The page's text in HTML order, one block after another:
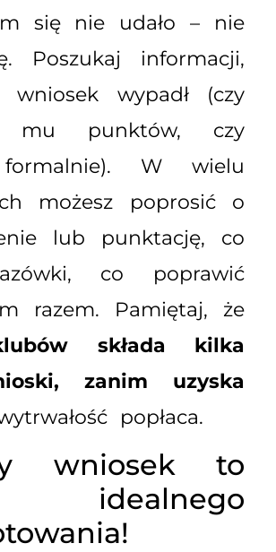
się nie udało – nie
Poszukaj informacji,
wniosek wypadł (czy
mu punktów, czy
formalnie). W wielu
możesz poprosić o
lub punktację, co
co poprawić
razem. Pamiętaj, że
składa kilka
zanim uzyska
popłaca.
wniosek to
idealnego